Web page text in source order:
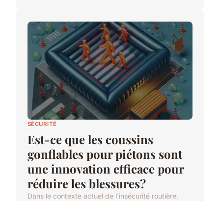
SÉCURITÉ
Est-ce que les coussins
gonflables pour piétons sont
une innovation efficace pour
réduire les blessures?
Dans le contexte actuel de l'insécurité routière,